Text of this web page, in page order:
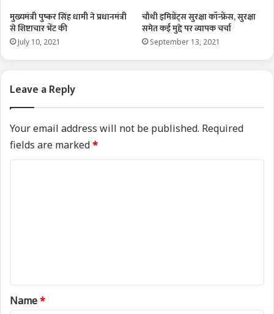
मुख्यमंत्री पुष्कर सिंह धामी ने प्रधानमंत्री
से शिष्टाचार भेंट की
July 10, 2021
चौथी इमिग्रेंट्स सुरक्षा कॉन्फ्रेंस, सुरक्षा
समेत कई मुद्दे पर व्यापक चर्चा
September 13, 2021
Leave a Reply
Your email address will not be published. Required
fields are marked*
*
Name*